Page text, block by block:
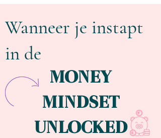
Wanneer je instapt
in de
MONEY
MINDSET
UNLOCKED